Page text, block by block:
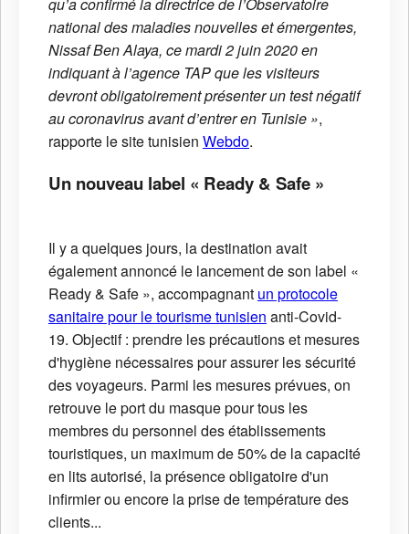
qu’a confirmé la directrice de l’Observatoire
national des maladies nouvelles et émergentes,
Nissaf Ben Alaya, ce mardi 2 juin 2020 en
indiquant à l’agence TAP que les visiteurs
devront obligatoirement présenter un test négatif
au coronavirus avant d’entrer en Tunisie »,
rapporte le site tunisien Webdo.
Un nouveau label « Ready & Safe »
Il y a quelques jours, la destination avait
également annoncé le lancement de son label «
Ready & Safe », accompagnant un protocole
sanitaire pour le tourisme tunisien anti-Covid-
19. Objectif : prendre les précautions et mesures
d'hygiène nécessaires pour assurer les sécurité
des voyageurs. Parmi les mesures prévues, on
retrouve le port du masque pour tous les
membres du personnel des établissements
touristiques, un maximum de 50% de la capacité
en lits autorisé, la présence obligatoire d'un
infirmier ou encore la prise de température des
clients...